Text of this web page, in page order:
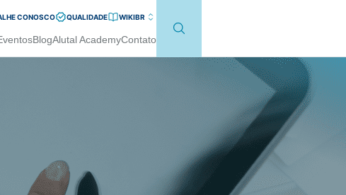
CONOSCO QUALIDADE WIKIBR
BlogAlutal AcademyContato